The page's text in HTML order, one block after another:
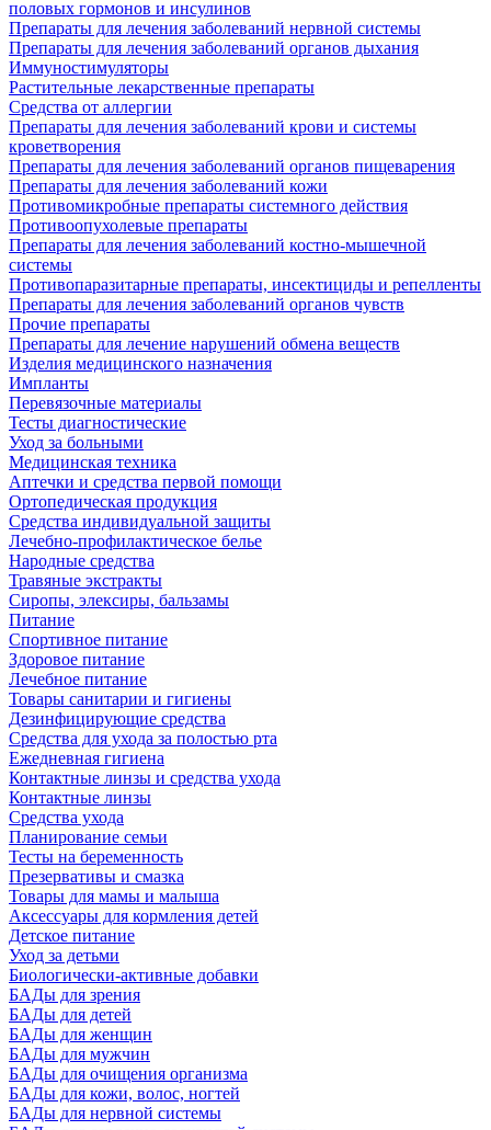
половых гормонов и инсулинов
Препараты для лечения заболеваний нервной системы
Препараты для лечения заболеваний органов дыхания
Иммуностимуляторы
Растительные лекарственные препараты
Средства от аллергии
Препараты для лечения заболеваний крови и системы
кроветворения
Препараты для лечения заболеваний органов пищеварения
Препараты для лечения заболеваний кожи
Противомикробные препараты системного действия
Противоопухолевые препараты
Препараты для лечения заболеваний костно-мышечной
системы
Противопаразитарные препараты, инсектициды и репелленты
Препараты для лечения заболеваний органов чувств
Прочие препараты
Препараты для лечение нарушений обмена веществ
Изделия медицинского назначения
Импланты
Перевязочные материалы
Тесты диагностические
Уход за больными
Медицинская техника
Аптечки и средства первой помощи
Ортопедическая продукция
Средства индивидуальной защиты
Лечебно-профилактическое белье
Народные средства
Травяные экстракты
Сиропы, элексиры, бальзамы
Питание
Спортивное питание
Здоровое питание
Лечебное питание
Товары санитарии и гигиены
Дезинфицирующие средства
Средства для ухода за полостью рта
Ежедневная гигиена
Контактные линзы и средства ухода
Контактные линзы
Средства ухода
Планирование семьи
Тесты на беременность
Презервативы и смазка
Товары для мамы и малыша
Аксессуары для кормления детей
Детское питание
Уход за детьми
Биологически-активные добавки
БАДы для зрения
БАДы для детей
БАДы для женщин
БАДы для мужчин
БАДы для очищения организма
БАДы для кожи, волос, ногтей
БАДы для нервной системы